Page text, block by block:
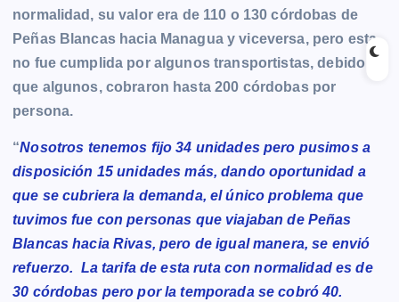
normalidad, su valor era de 110 o 130 córdobas de
Peñas Blancas hacia Managua y viceversa, pero esta
no fue cumplida por algunos transportistas, debido a
que algunos, cobraron hasta 200 córdobas por
persona.
“Nosotros tenemos fijo 34 unidades pero pusimos a
disposición 15 unidades más, dando oportunidad a
que se cubriera la demanda, el único problema que
tuvimos fue con personas que viajaban de Peñas
Blancas hacia Rivas, pero de igual manera, se envió
refuerzo. La tarifa de esta ruta con normalidad es de
30 córdobas pero por la temporada se cobró 40.